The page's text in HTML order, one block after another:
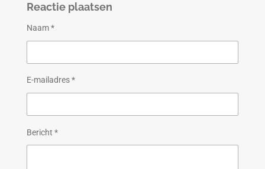
Reactie plaatsen
Naam *
E-mailadres *
Bericht *